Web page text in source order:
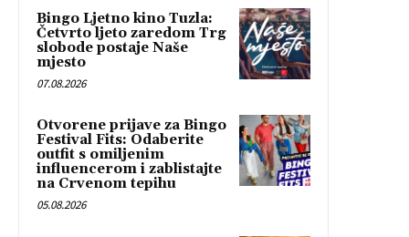
Bingo Ljetno kino Tuzla:
Četvrto ljeto zaredom Trg
slobode postaje Naše
mjesto
07.08.2026
Otvorene prijave za Bingo
Festival Fits: Odaberite
outfit s omiljenim
influencerom i zablistajte
na Crvenom tepihu
05.08.2026